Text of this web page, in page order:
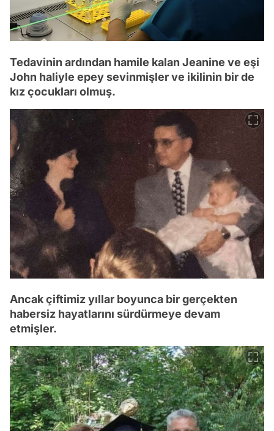
Tedavinin ardından hamile kalan Jeanine ve eşi
John haliyle epey sevinmişler ve ikilinin bir de
kız çocukları olmuş.
Ancak çiftimiz yıllar boyunca bir gerçekten
habersiz hayatlarını sürdürmeye devam
etmişler.